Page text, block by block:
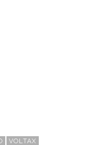
VOLTAX